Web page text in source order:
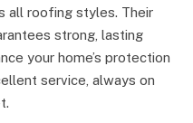
all roofing styles. Their
strong, lasting
your home’s protection
service, always on